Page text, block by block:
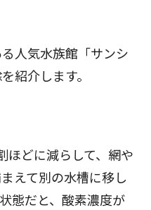
人気水族館「サンシ
紹介します。
ほどに減らして、網や
えて別の水槽に移し
態だと、酸素濃度が